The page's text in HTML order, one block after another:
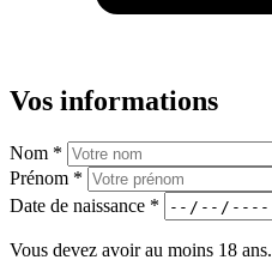
Vos informations
Nom *
Prénom *
Date de naissance *
Vous devez avoir au moins 18 ans.